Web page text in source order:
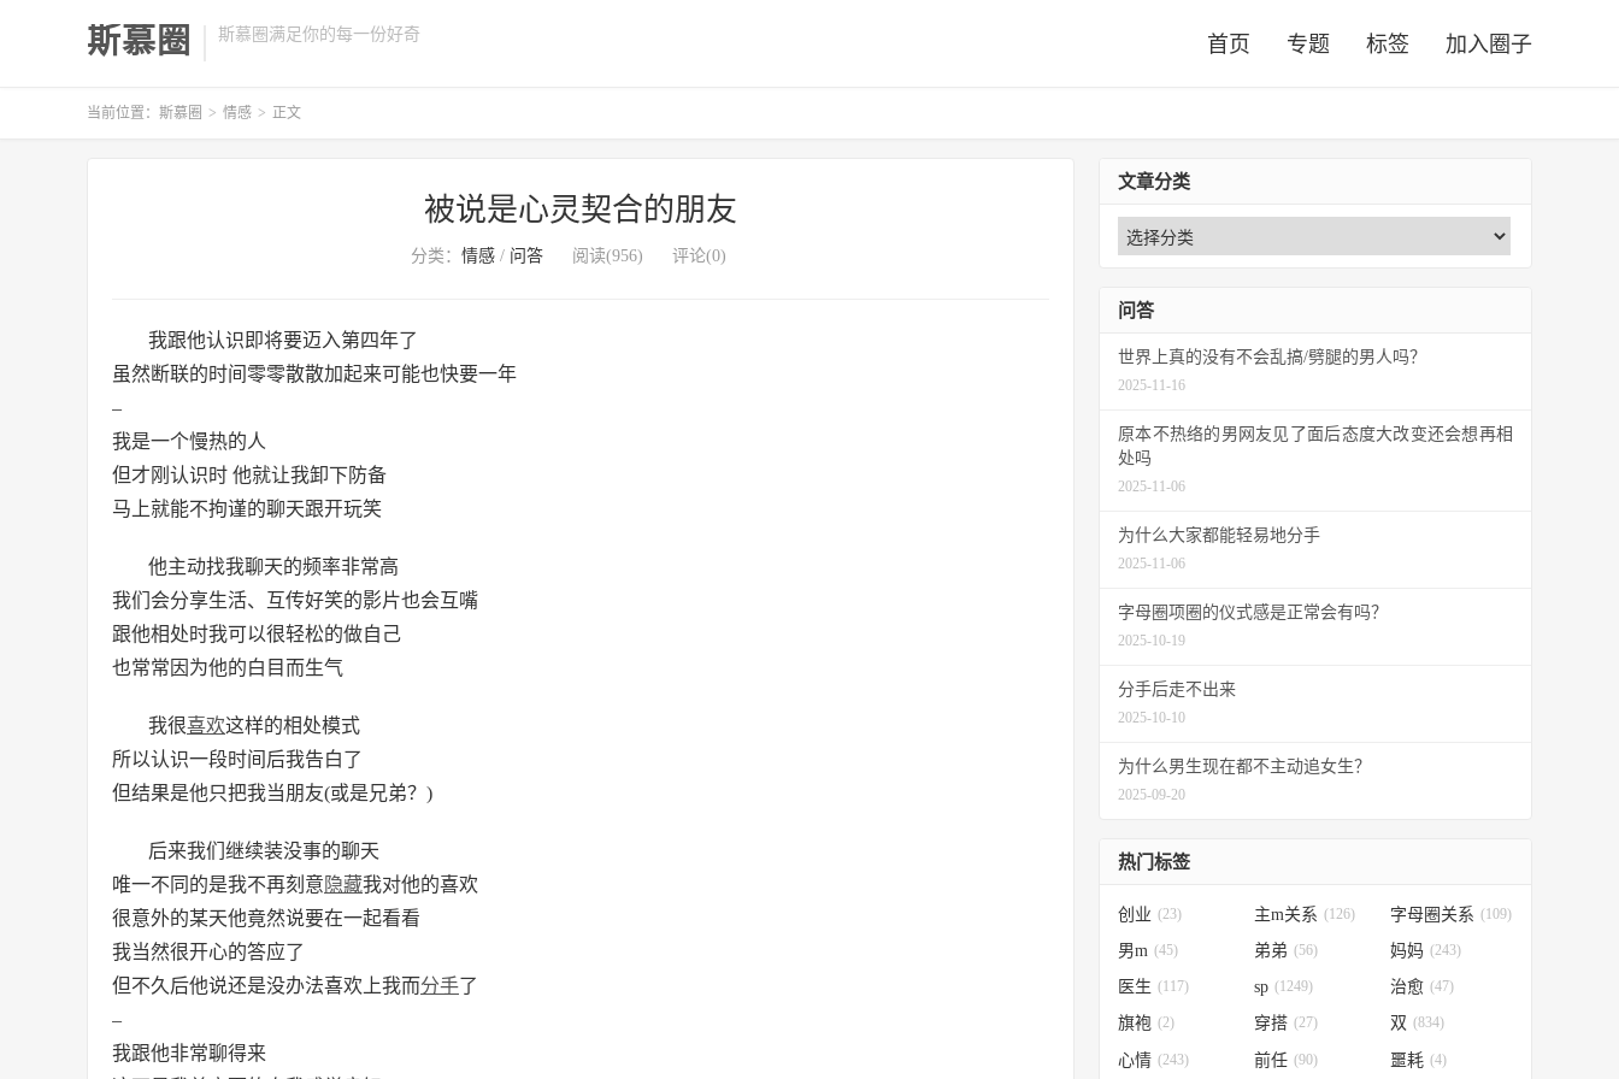
斯慕圈 斯慕圈满足你的每一份好奇 首页 专题 标签 加入圈子
当前位置： 斯慕圈 > 情感 > 正文
被说是心灵契合的朋友
分类： 情感 / 问答 阅读(956) 评论(0)
我跟他认识即将要迈入第四年了
虽然断联的时间零零散散加起来可能也快要一年
–
我是一个慢热的人
但才刚认识时 他就让我卸下防备
马上就能不拘谨的聊天跟开玩笑
他主动找我聊天的频率非常高
我们会分享生活、互传好笑的影片也会互嘴
跟他相处时我可以很轻松的做自己
也常常因为他的白目而生气
我很喜欢这样的相处模式
所以认识一段时间后我告白了
但结果是他只把我当朋友(或是兄弟？)
后来我们继续装没事的聊天
唯一不同的是我不再刻意 隐藏我对他的喜欢
很意外的某天他竟然说要在一起看看
我当然很开心的答应了
但不久后他说还是没办法喜欢上我而分手了
–
我跟他非常聊得来
文章分类
问答
世界上真的没有不会乱搞/劈腿的男人吗？
2025-11-16
原本不热络的男网友见了面后态度大改变还会想再相
处吗
2025-11-06
为什么大家都能轻易地分手
2025-11-06
字母圈项圈的仪式感是正常会有吗？
2025-10-19
分手后走不出来
2025-10-10
为什么男生现在都不主动追女生？
2025-09-20
热门标签
创业 (23) 主m关系 (126) 字母圈关系 (109)
男m (45) 弟弟 (56) 妈妈 (243)
医生 (117) sp (1249) 治愈 (47)
旗袍 (2) 穿搭 (27) 双 (834)
心情 (243) 前任 (90) 噩耗 (4)